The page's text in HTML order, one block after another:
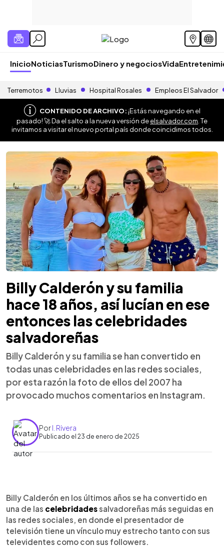
InicioNoticiasTurismoDinero y negociosVida
Terremotos Lluvias Hospital Rosales Empleos El Salvador
CONTENIDO DE ARCHIVO:¡Estás navegando en el
pasado! 🚀 Da el salto a la nueva versión deelsalvador.com . Te
invitamos a visitar el nuevo portal país donde coincidimos todos.
Billy Calderón y su familia
hace 18 años, así lucían en ese
entonces las celebridades
salvadoreñas
Billy Calderón y su familia se han convertido en
todas unas celebridades en las redes sociales,
por esta razón la foto de ellos del 2007 ha
provocado muchos comentarios en Instagram.
PorI. Rivera
Publicado el 23 de enero de 2025
► Escuchar artículo
Billy Calderón en los últimos años se ha convertido en
una de las celebridadessalvadoreñas más seguidas en
las redes sociales, en donde el presentador de
televisión tiene un vínculo muy estrecho tanto con sus
televidentes como con sus followers.